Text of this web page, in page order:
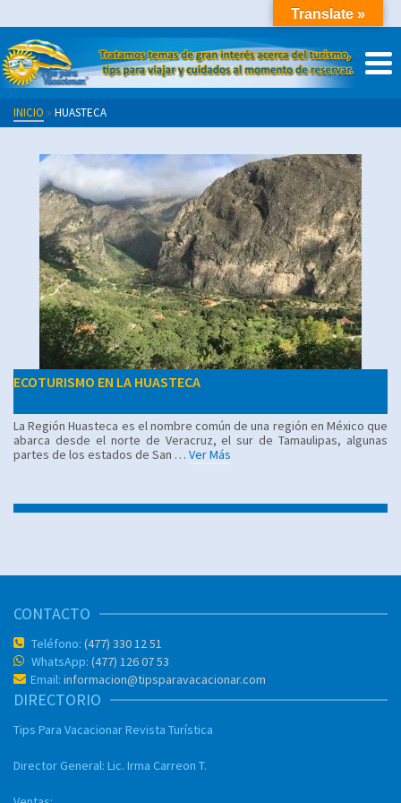
INICIO » HUASTECA
ECOTURISMO EN LA HUASTECA
La Región Huasteca es el nombre común de una región en México que
abarca desde el norte de Veracruz, el sur de Tamaulipas, algunas
partes de los estados de San … Ver Más
CONTACTO
Teléfono: (477) 330 12 51
WhatsApp: (477) 126 07 53
Email: informacion@tipsparavacacionar.com
DIRECTORIO
Tips Para VacacionarRevista Turística
Director General: Lic. Irma Carreon T.
Translate »